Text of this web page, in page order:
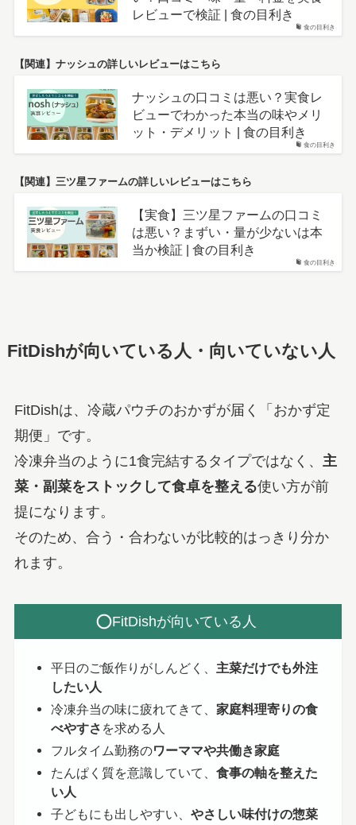
食の目利き
レビューで検証 | 食の目利き
【関連】ナッシュの詳しいレビューはこちら
食の目利き
ナッシュの口コミは悪い？実食レ
ビューでわかった本当の味やメリ
ット・デメリット | 食の目利き
【関連】三ツ星ファームの詳しいレビューはこちら
食の目利き
【実食】三ツ星ファームの口コミ
は悪い？まずい・量が少ないは本
当か検証 | 食の目利き
FitDishが向いている人・向いていない人
FitDishは、冷蔵パウチのおかずが届く「おかず定
期便」です。
冷凍弁当のように1食完結するタイプではなく、 主
菜・副菜をストックして食卓を整える使い方が前
提になります。
そのため、合う・合わないが比較的はっきり分か
れます。
FitDishが向いている人
平日のご飯作りがしんどく、 主菜だけでも外注
したい人
冷凍弁当の味に疲れてきて、家庭料理寄りの食
べやすさ を求める人
フルタイム勤務のワーママや共働き家庭
たんぱく質を意識していて、食事の軸を整えた
い人
子どもにも出しやすい、やさしい味付けの惣菜